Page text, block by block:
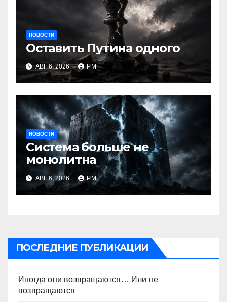
НОВОСТИ
Оставить Путина одного
АВГ 6, 2026 РМ
НОВОСТИ
Система больше не
монолитна
АВГ 6, 2026 РМ
ПОСЛЕДНИЕ ПУБЛИКАЦИИ
Иногда они возвращаются… Или не
возвращаются